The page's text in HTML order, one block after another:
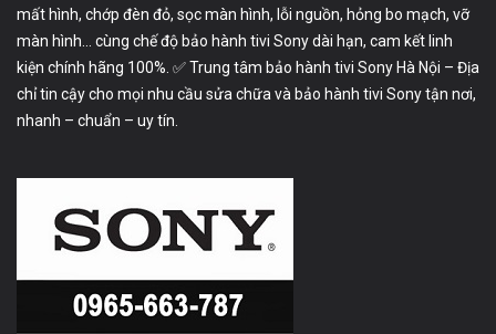
mất hình, chớp đèn đỏ, sọc màn hình, lỗi nguồn, hỏng bo mạch, vỡ
màn hình… cùng chế độ bảo hành tivi Sony dài hạn, cam kết linh
kiện chính hãng 100%. ✅ Trung tâm bảo hành tivi Sony Hà Nội – Địa
chỉ tin cậy cho mọi nhu cầu sửa chữa và bảo hành tivi Sony tận nơi,
nhanh – chuẩn – uy tín.